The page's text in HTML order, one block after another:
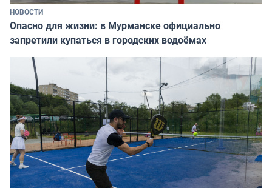
НОВОСТИ
Опасно для жизни: в Мурманске официально
запретили купаться в городских водоёмах